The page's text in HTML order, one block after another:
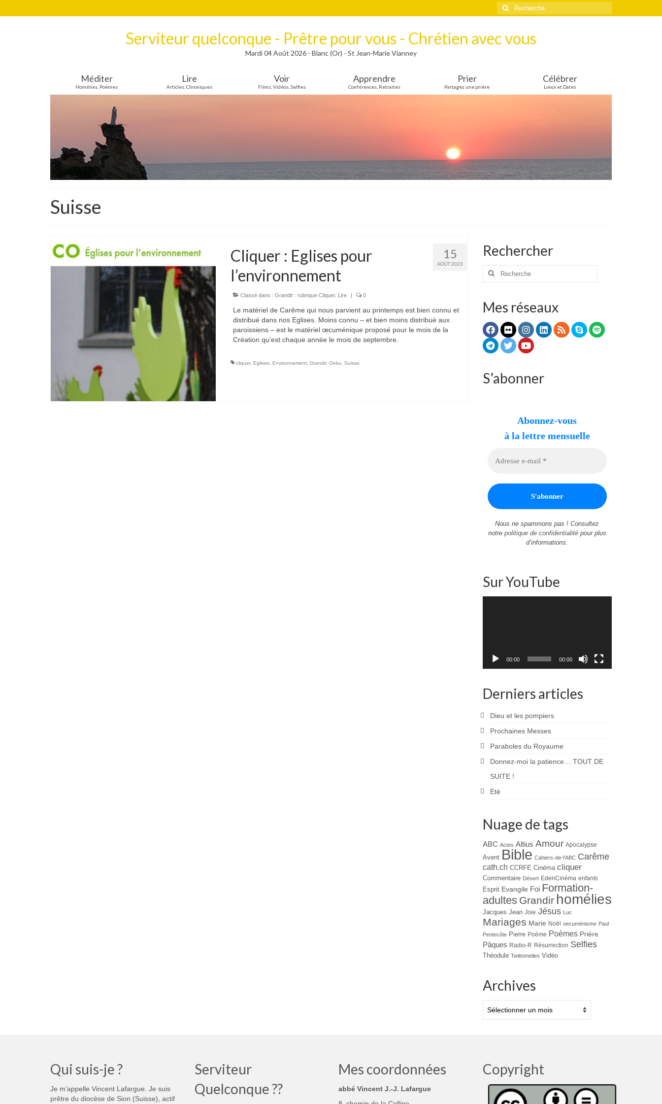
Rechercher
:
Serviteur quelconque - Prêtre pour vous - Chrétien avec vous
Mardi 04 Août 2026 - Blanc (Or) - St Jean-Marie Vianney
Méditer
Homélies, Poèmes
Lire
Articles, Chroniques
Voir
Films, Vidéos, Selfies
Apprendre
Conférences, Retraites
Prier
Partagez une prière
Célébrer
Lieux et Dates
Suisse
15
AOÛT 2023
Cliquer : Eglises pour
l’environnement
Classé dans : Grandir : rubrique Cliquer, Lire | 0
Le matériel de Carême qui nous parvient au printemps est bien connu et
distribué dans nos Eglises. Moins connu – et bien moins distribué aux
paroissiens – est le matériel œcuménique proposé pour le mois de la
Création qu’est chaque année le mois de septembre.
cliquer, Eglises, Environnement, Grandir, Oeku Suisse
Rechercher
Rechercher
Mes réseaux
S’abonner
Abonnez-vous
à la lettre mensuelle
Nous ne spammons pas ! Consultez
notre politique de confidentialitépour plus
d’informations.
Sur YouTube
00:00 00:00
Derniers articles
Dieu et les pompiers
Prochaines Messes
Paraboles du Royaume
Donnez-moi la patience… TOUT DE
SUITE !
Eté
Nuage de tags
ABC Actes Altius Amour Apocalypse
Avent Bible Cahiers-de-l'ABC Carême
cath.ch CCRFE Cinéma cliquer
Commentaire Désert EdenCinéma enfants
Esprit Evangile Foi Formation-
adultes Grandir homélies
Jacques Jean Joie Jésus Luc
Mariages Marie Noël oecuménisme Paul
Pentecôte Pierre Poème Poèmes Prière
Pâques Radio-R Résurrection Selfies
Théodule Twittomelies Vidéo
Archives
Qui suis-je ?
Je m’appelle Vincent Lafargue. Je suis
prêtre du diocèse de Sion (Suisse), actif
Serviteur
Quelconque ??
Mes coordonnées
abbé Vincent J.-J. Lafargue
Copyright